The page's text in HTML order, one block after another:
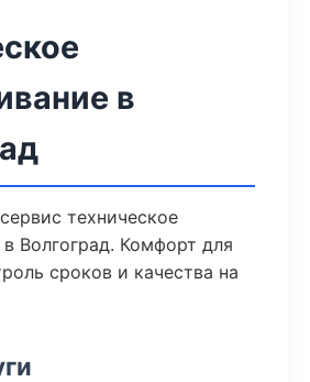
в
техническое
Волгоград. Комфорт для
сроков и качества на